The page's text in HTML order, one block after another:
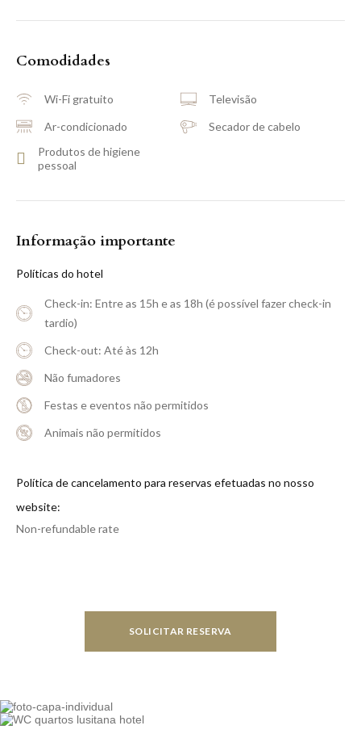
Comodidades
Wi-Fi gratuito
Televisão
Ar-condicionado
Secador de cabelo
Produtos de higiene
pessoal
Informação importante
Políticas do hotel
Check-in: Entre as 15h e as 18h (é possível fazer check-in
tardio)
Check-out: Até às 12h
Não fumadores
Festas e eventos não permitidos
Animais não permitidos
Política de cancelamento para reservas efetuadas no nosso
website:
Non-refundable rate
SOLICITAR RESERVA